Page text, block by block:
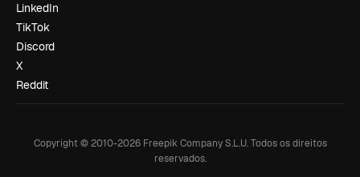
LinkedIn
TikTok
Discord
X
Reddit
Copyright © 2010-2026Freepik Company S.L.U. Todos os direitos
reservados.